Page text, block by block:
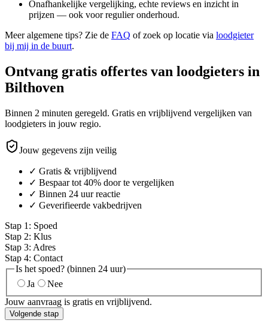
Onafhankelijke vergelijking, echte reviews en inzicht in
prijzen — ook voor regulier onderhoud.
Meer algemene tips? Zie de FAQ of zoek op locatie via loodgieter
bij mij in de buurt.
Ontvang gratis offertes van loodgieters in
Bilthoven
Binnen 2 minuten geregeld. Gratis en vrijblijvend vergelijken van
loodgieters in jouw regio.
Jouw gegevens zijn veilig
✓ Gratis & vrijblijvend
✓ Bespaar tot 40% door te vergelijken
✓ Binnen 24 uur reactie
✓ Geverifieerde vakbedrijven
Stap 1 : Spoed
Stap 2: Klus
Stap 3: Adres
Stap 4: Contact
Is het spoed? (binnen 24 uur)
Ja
Nee
Jouw aanvraag is gratis en vrijblijvend.
Volgende stap